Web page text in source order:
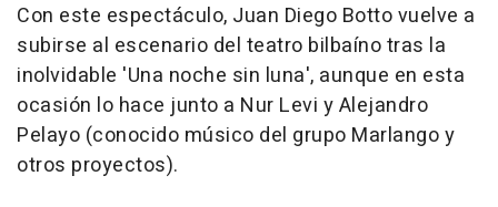
Con este espectáculo, Juan Diego Botto vuelve a
subirse al escenario del teatro bilbaíno tras la
inolvidable 'Una noche sin luna', aunque en esta
ocasión lo hace junto a Nur Levi y Alejandro
Pelayo (conocido músico del grupo Marlango y
otros proyectos).